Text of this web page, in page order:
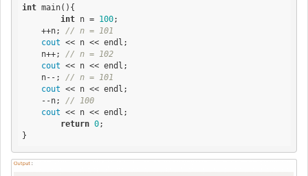
int main(){
int n = 100;
    ++n;
// n = 101
cout << n << endl;
    n++;
// n = 102
cout << n << endl;
    n--;
// n = 101
cout << n << endl;
    --n;
// 100
cout << n << endl;
return 0;
}